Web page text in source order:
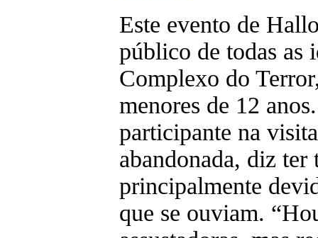
Este evento de
público de todas as
Complexo do
menores de 12
participante na
abandonada, diz
principalmente
que se ouviam.